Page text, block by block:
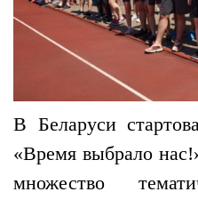
В Беларуси
«Время выбрало
множество